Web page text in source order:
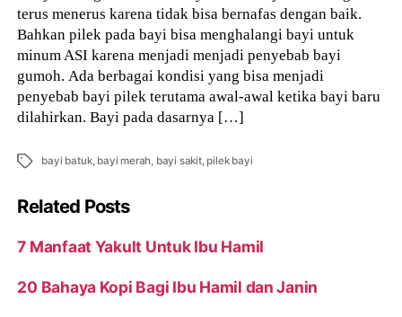
terus menerus karena tidak bisa bernafas dengan baik.
Bahkan pilek pada bayi bisa menghalangi bayi untuk
minum ASI karena menjadi menjadi penyebab bayi
gumoh. Ada berbagai kondisi yang bisa menjadi
penyebab bayi pilek terutama awal-awal ketika bayi baru
dilahirkan. Bayi pada dasarnya […]
Tags bayi batuk, bayi merah, bayi sakit,pilek bayi
Related Posts
7 Manfaat Yakult Untuk Ibu Hamil
20 Bahaya Kopi Bagi Ibu Hamil dan Janin